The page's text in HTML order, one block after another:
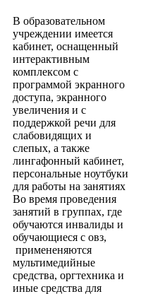
В образовательном
учреждении имеется
кабинет, оснащенный
интерактивным
комплексом с
программой экранного
доступа, экранного
увеличения и с
поддержкой речи для
слабовидящих и
слепых, а также
лингафонный кабинет,
персональные ноутбуки
для работы на занятиях
Во время проведения
занятий в группах, где
обучаются инвалиды и
обучающиеся с овз,
примененяются
мультимедийные
средства, оргтехника и
иные средства для